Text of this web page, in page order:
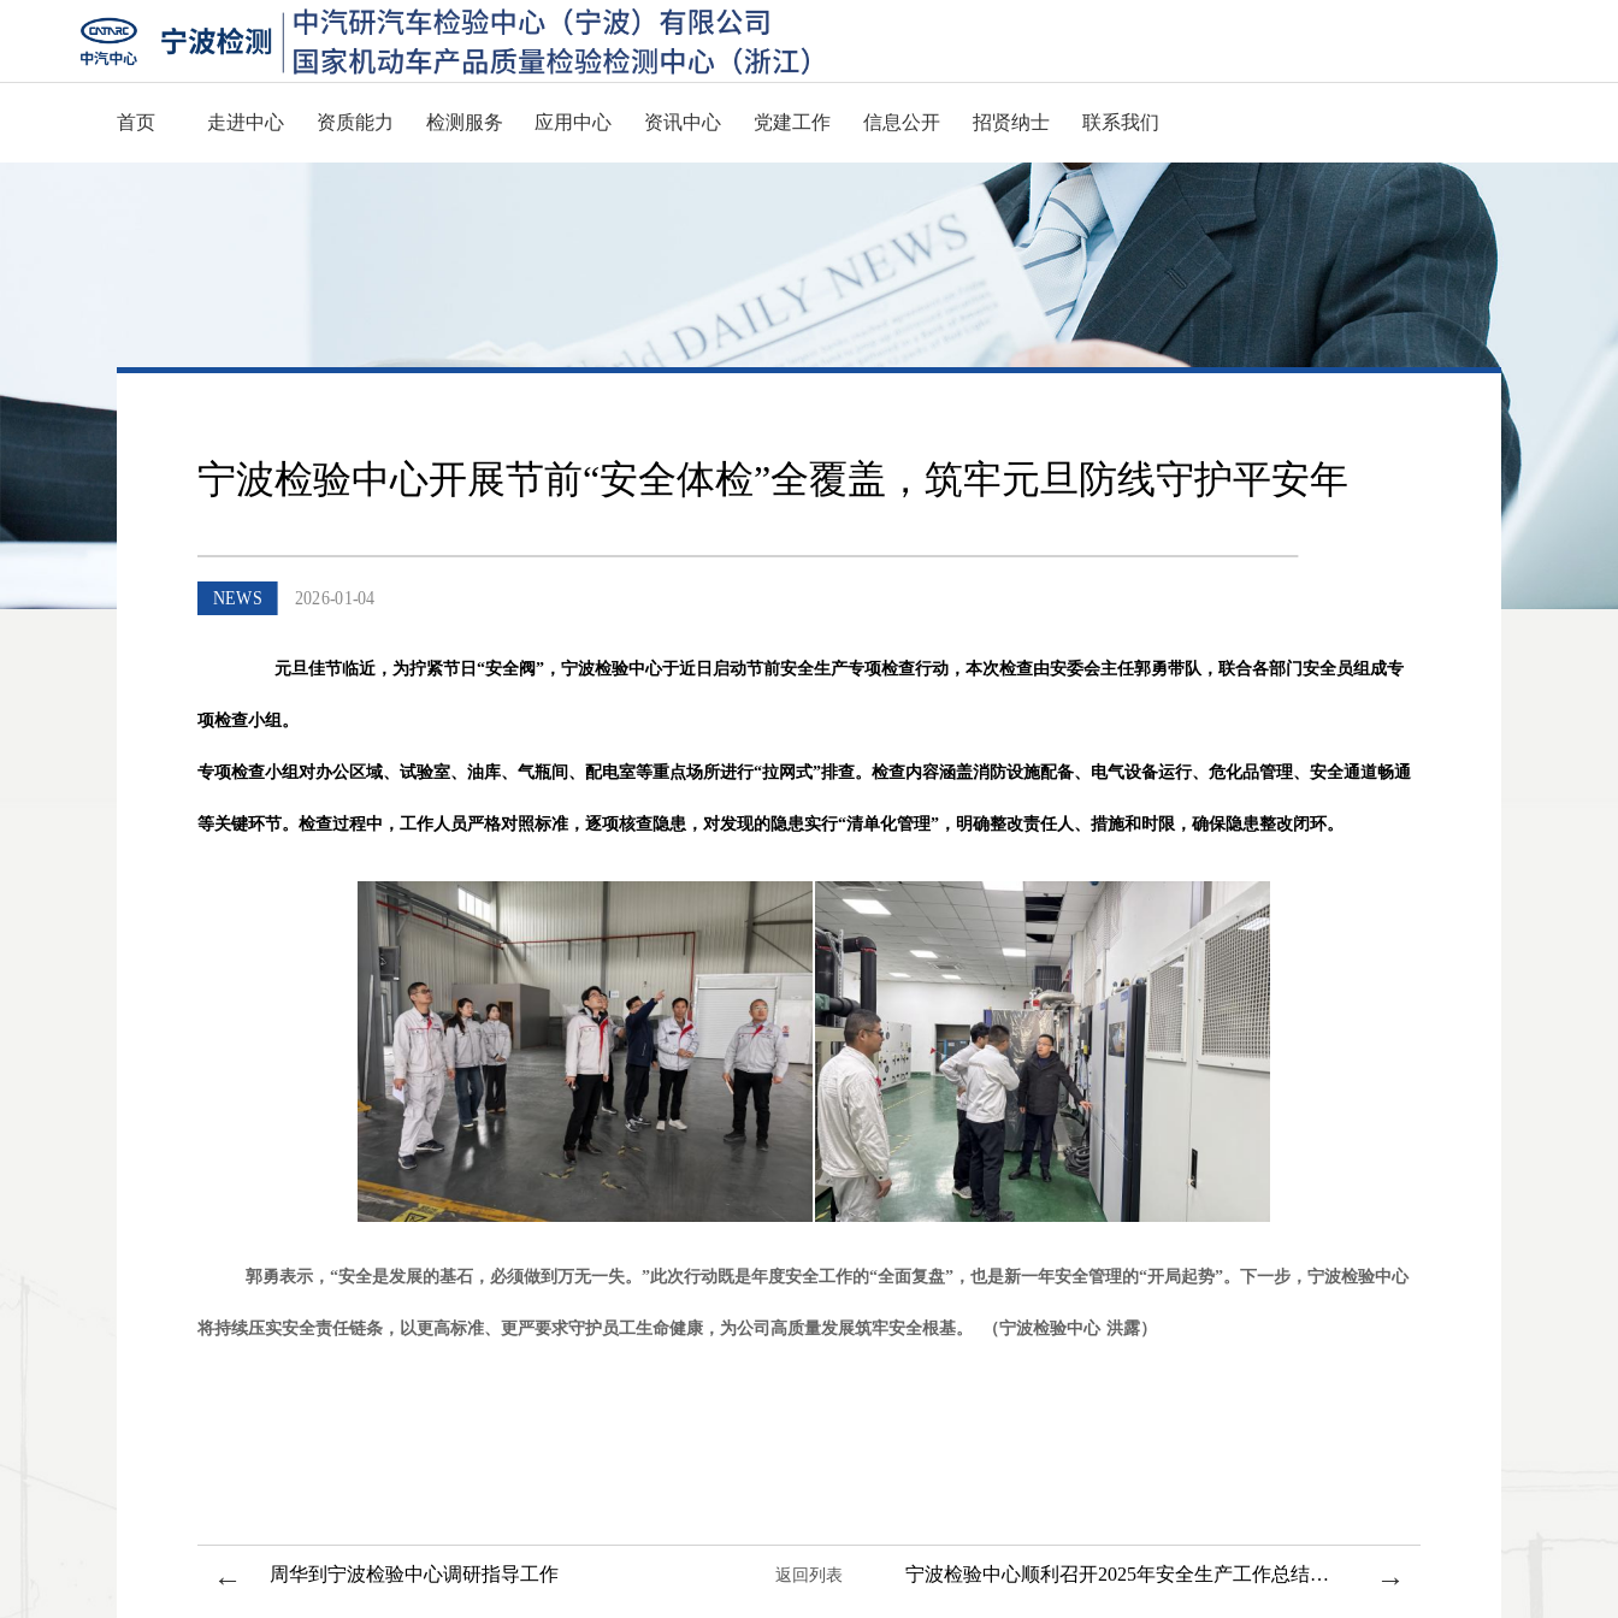
首页 走进中心 资质能力 检测服务 应用中心 资讯中心 党建工作 信息公开 招贤纳士 联系我们
宁波检验中心开展节前“安全体检”全覆盖，筑牢元旦防线守护平安年
NEWS 2026-01-04
元旦佳节临近，为拧紧节日“安全阀”，宁波检验中心于近日启动节前安全生产专项检查行动，本次检查由安委会主任郭勇带队，联合各部门安全员组成专
项检查小组。
专项检查小组对办公区域、试验室、油库、气瓶间、配电室等重点场所进行“拉网式”排查。检查内容涵盖消防设施配备、电气设备运行、危化品管理、安全通道畅通
等关键环节。检查过程中，工作人 员严格对照标准，逐项核查隐患，对发现的隐患实行“清单化管理”，明确整改责任人、措施和时限，确保隐患整改闭环。
郭勇表示，“安全是发展的基石，必须做到万无一失。”此次行动既是年度安全工作的“全面复盘”，也是新一年安全管理的“开局起势”。下一步，宁波检验中心
将持续压实安全责任链条，以更高标准、更严要求守护员工生命健康，为公司高质量发展筑牢安全根基。 （宁波检验中心 洪露）
← 周华到宁波检验中心调研指导工作 返回列表 宁波检验中心顺利召开2025年安全生产工作总结会议 暨2026年第一次安委会会议 →